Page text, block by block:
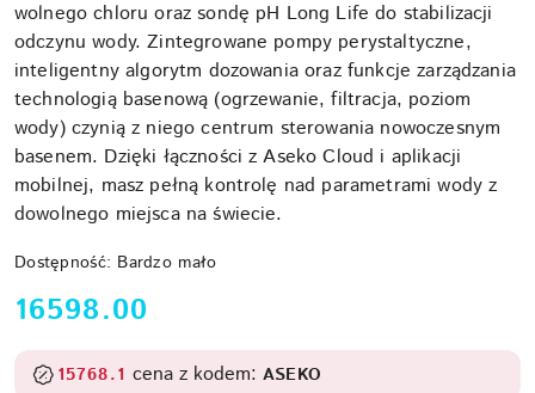
wolnego chloru oraz sondę pH Long Life do stabilizacji
odczynu wody. Zintegrowane pompy perystaltyczne,
inteligentny algorytm dozowania oraz funkcje zarządzania
technologią basenową (ogrzewanie, filtracja, poziom
wody) czynią z niego centrum sterowania nowoczesnym
basenem. Dzięki łączności z Aseko Cloud i aplikacji
mobilnej, masz pełną kontrolę nad parametrami wody z
dowolnego miejsca na świecie.
Dostępność: Bardzo mało
cena:
16598.00
15768.1 cena z kodem: ASEKO